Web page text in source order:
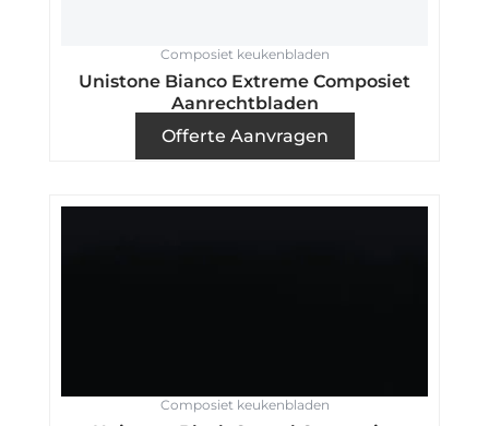
Composiet keukenbladen
Unistone Bianco Extreme Composiet
Aanrechtbladen
Offerte Aanvragen
Composiet keukenbladen